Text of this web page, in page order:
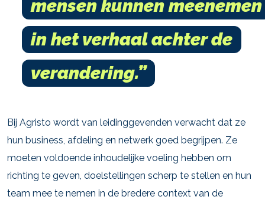
mensen kunnen meenemen
in het verhaal achter de
verandering.”
Bij Agristo wordt van leidinggevenden verwacht dat ze
hun business, afdeling en netwerk goed begrijpen. Ze
moeten voldoende inhoudelijke voeling hebben om
richting te geven, doelstellingen scherp te stellen en hun
team mee te nemen in de bredere context van de